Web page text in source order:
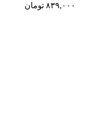
۸۳۹,۰۰۰ تومان